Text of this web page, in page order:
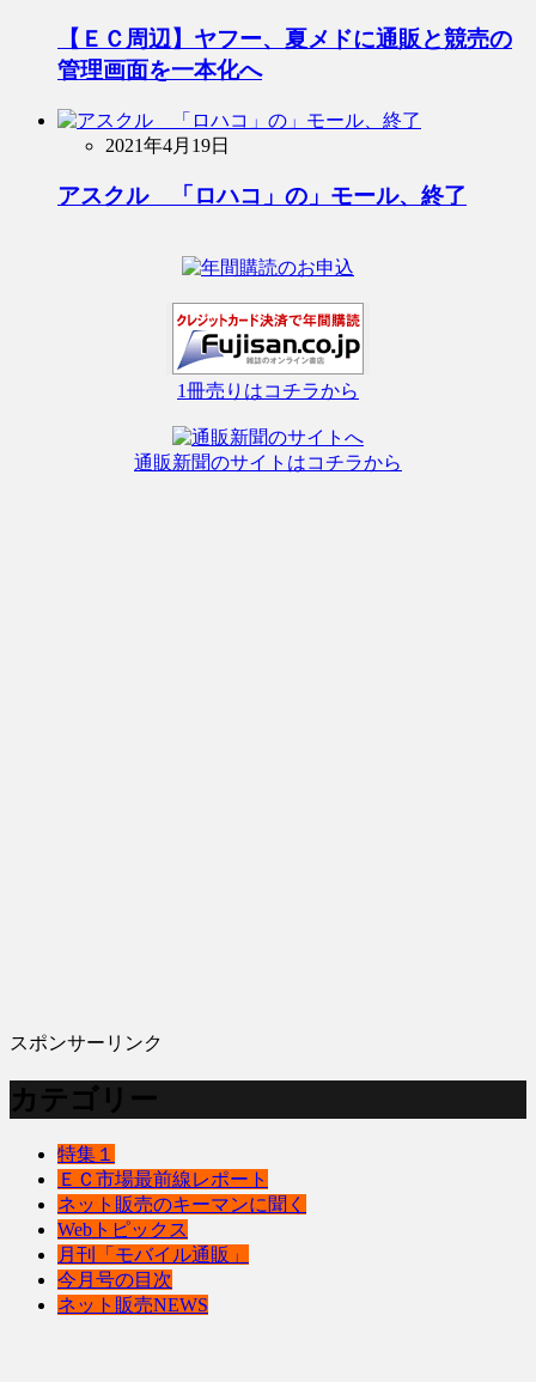
【ＥＣ周辺】ヤフー、夏メドに通販と競売の
管理画面を一本化へ
2021年4月19日
アスクル 「ロハコ」の」モール、終了
1冊売りはコチラから
通販新聞のサイトはコチラから
スポンサーリンク
カテゴリー
特集１
ＥＣ市場最前線レポート
ネット販売のキーマンに聞く
Webトピックス
月刊「モバイル通販」
今月号の目次
ネット販売NEWS